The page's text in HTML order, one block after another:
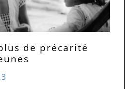
de précarité